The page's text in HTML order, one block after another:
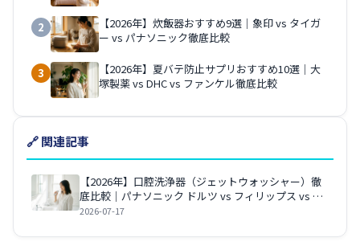
2
【2026年】炊飯器おすすめ9選｜象印 vs タイガ
ー vs パナソニック徹底比較
3
【2026年】夏バテ防止サプリおすすめ10選｜大
塚製薬 vs DHC vs ファンケル徹底比較
🔗 関連記事
【2026年】口腔洗浄器（ジェットウォッシャー）徹
底比較｜パナソニック ドルツ vs フィリップス vs ウ
ォーターピック、歯周病・口臭対策はどれが正解？
2026-07-17